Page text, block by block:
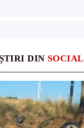
DIN SOCIAL